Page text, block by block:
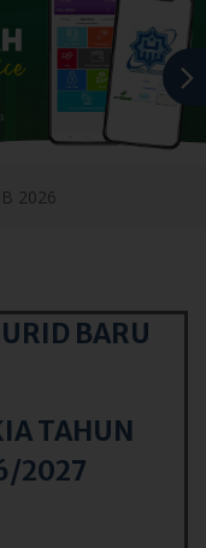
2026
BARU
TAHUN
2027